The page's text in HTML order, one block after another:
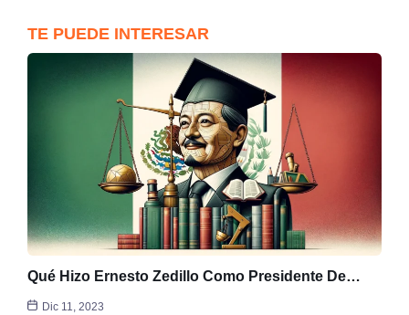
TE PUEDE INTERESAR
Qué Hizo Ernesto Zedillo Como Presidente De…
Dic 11, 2023